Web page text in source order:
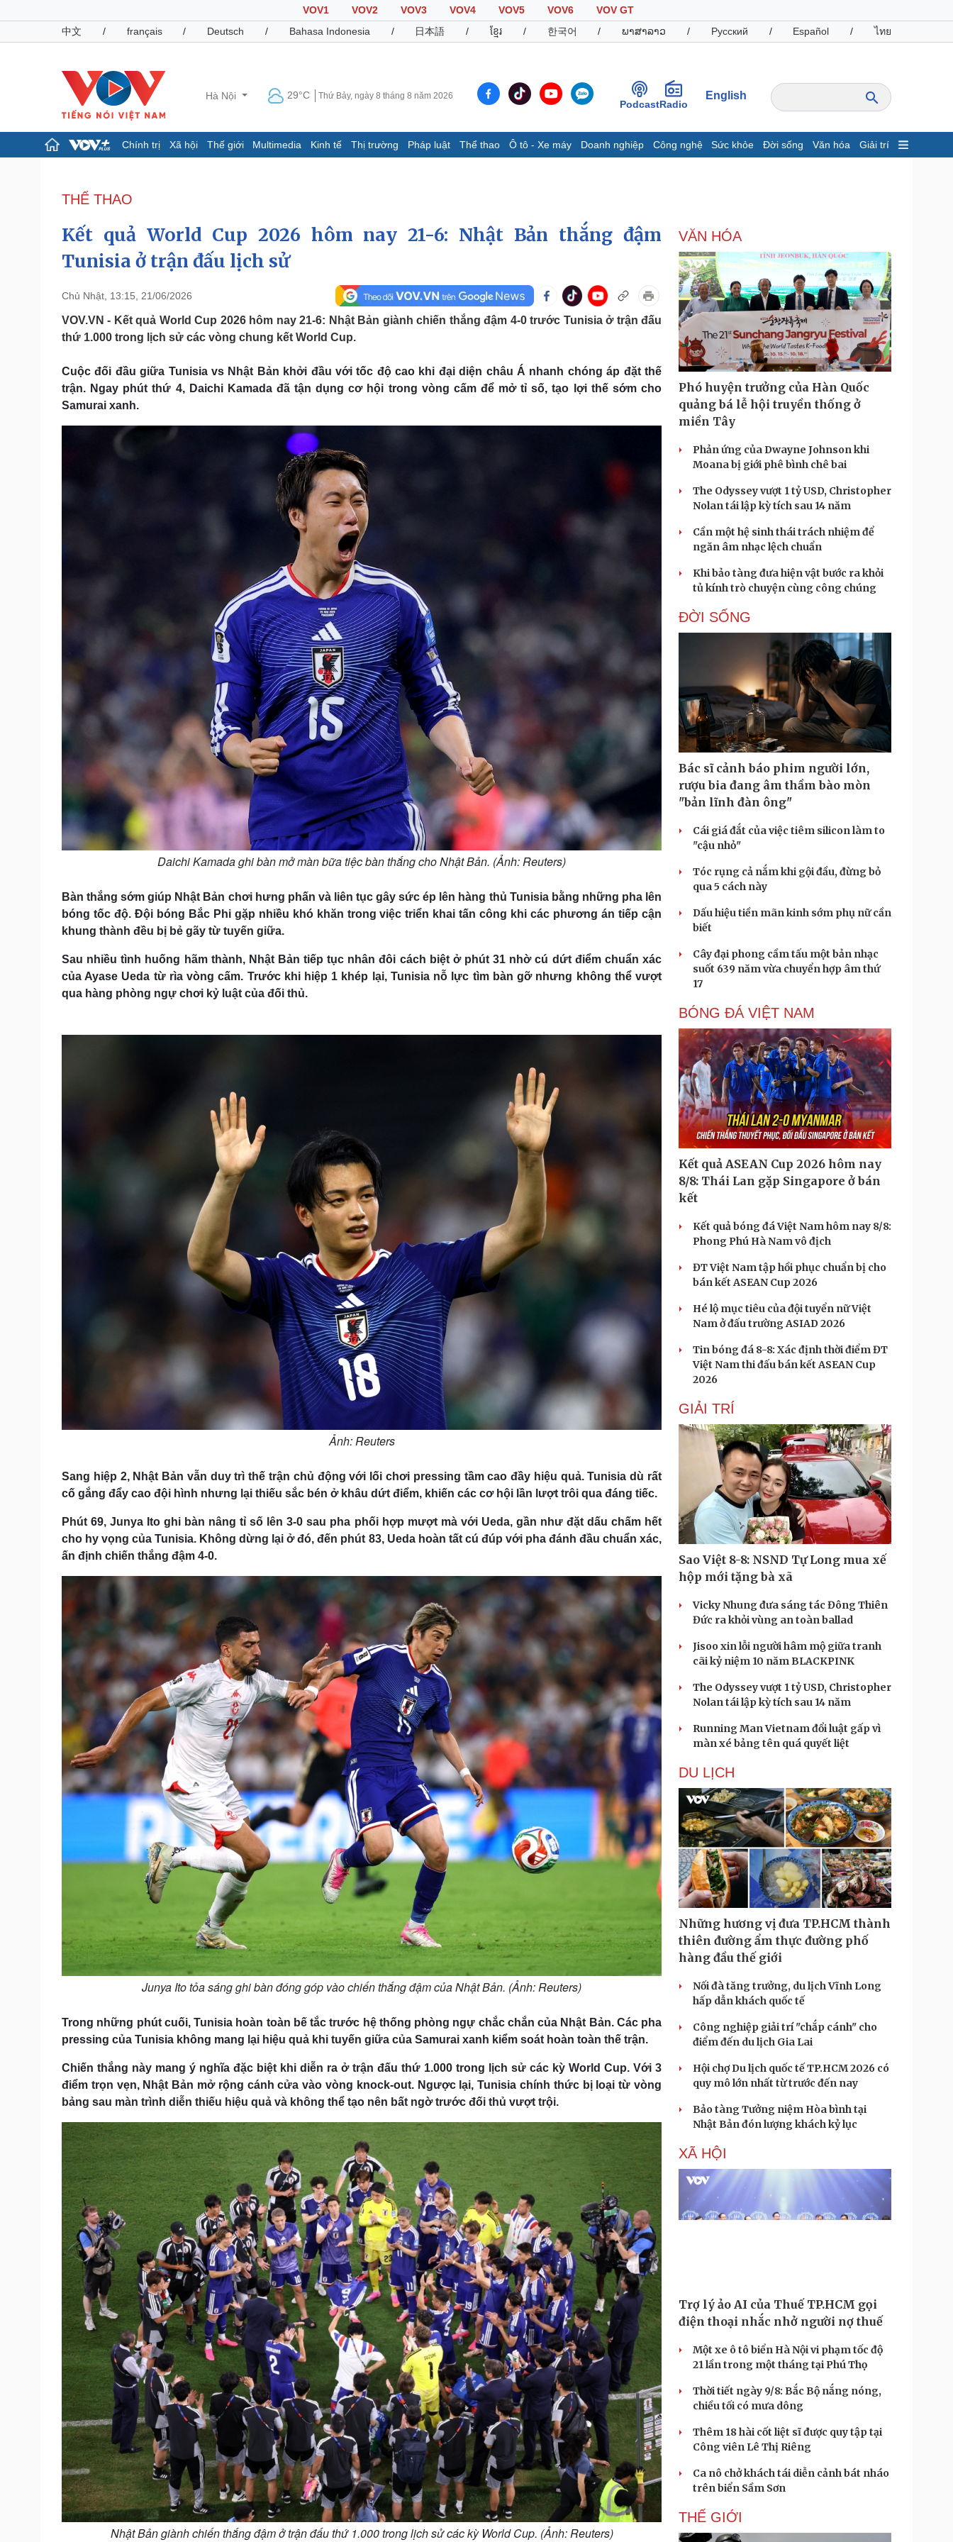
VOV1 VOV2 VOV3 VOV4 VOV5 VOV6
VOV GT
中文
/ français / Deutsch / Bahasa Indonesia / 日本語 / ខ្មែរ / 한국어 / ພາສາລາວ / Русский / Español / ไทย
Hà Nội 29°C Thứ Bảy, ngày 8 tháng 8 năm 2026
PodcastRadio
English
Chính trị Xã hội Thế giới Multimedia Kinh tế Thị trường Pháp luật Thể thao Ô tô - Xe máy Doanh nghiệp Công nghệ Sức khỏe Đời sống Văn hóa Giải trí
Đảng
Tổ chức nhân sự
Quốc hội
Nhận diện sự thật
Dấu ấn VOV
Việc làm
Biển đảo
E-Magazine
Infographic
Giá cà phê
Pháp luật
Tin nóng
Tư vấn luật
Việt Nam
Phân tích
Thể thao
Lịch thi đấu bóng đá
Thế giới thể thao
Hậu trường
Ô tô - Xe máy
Xe máy
Doanh nghiệp
Thông tin doanh nghiệp
Doanh nghiệp 24h
Doanh nhân
Vì cộng đồng
Công nghệ
Sành điệu
Tin Công nghệ
Trải nghiệm
Chuyển đổi số
Sức khỏe
Cây thuốc
Đời sống
Blog
Tình yêu - Gia đình
Văn hóa
Văn học
Di sản
Giải trí
Thời trang
Du lịch
Săn Tour
Podcast
Câu chuyện thời sự
Cửa sổ tình yêu
Kể chuyện cho bé
THỂ THAO
Kết quả World Cup 2026 hôm nay 21-6: Nhật Bản thắng đậm
Tunisia ở trận đấu lịch sử
Chủ Nhật, 13:15, 21/06/2026
VOV.VN - Kết quả World Cup 2026 hôm nay 21-6: Nhật Bản giành chiến thắng đậm 4-0 trước Tunisia ở trận đấu
thứ 1.000 trong lịch sử các vòng chung kết World Cup.
Cuộc đối đầu giữa Tunisia vs Nhật Bản khởi đầu với tốc độ cao khi đại diện châu Á nhanh chóng áp đặt thế
trận. Ngay phút thứ 4, Daichi Kamada đã tận dụng cơ hội trong vòng cấm để mở tỉ số, tạo lợi thế sớm cho
Samurai xanh.
Daichi Kamada ghi bàn mở màn bữa tiệc bàn thắng cho Nhật Bản. (Ảnh: Reuters)
Bàn thắng sớm giúp Nhật Bản chơi hưng phấn và liên tục gây sức ép lên hàng thủ Tunisia bằng những pha lên
bóng tốc độ. Đội bóng Bắc Phi gặp nhiều khó khăn trong việc triển khai tấn công khi các phương án tiếp cận
khung thành đều bị bẻ gãy từ tuyến giữa.
Sau nhiều tình huống hãm thành, Nhật Bản tiếp tục nhân đôi cách biệt ở phút 31 nhờ cú dứt điểm chuẩn xác
của Ayase Ueda từ rìa vòng cấm. Trước khi hiệp 1 khép lại, Tunisia nỗ lực tìm bàn gỡ nhưng không thể vượt
qua hàng phòng ngự chơi kỷ luật của đối thủ.
Ảnh: Reuters
Sang hiệp 2, Nhật Bản vẫn duy trì thế trận chủ động với lối chơi pressing tầm cao đầy hiệu quả. Tunisia dù rất
cố gắng đẩy cao đội hình nhưng lại thiếu sắc bén ở khâu dứt điểm, khiến các cơ hội lần lượt trôi qua đáng tiếc.
Phút 69, Junya Ito ghi bàn nâng tỉ số lên 3-0 sau pha phối hợp mượt mà với Ueda, gần như đặt dấu chấm hết
cho hy vọng của Tunisia. Không dừng lại ở đó, đến phút 83, Ueda hoàn tất cú đúp với pha đánh đầu chuẩn xác,
ấn định chiến thắng đậm 4-0.
Junya Ito tỏa sáng ghi bàn đóng góp vào chiến thắng đậm của Nhật Bản. (Ảnh: Reuters)
Trong những phút cuối, Tunisia hoàn toàn bế tắc trước hệ thống phòng ngự chắc chắn của Nhật Bản. Các pha
pressing của Tunisia không mang lại hiệu quả khi tuyến giữa của Samurai xanh kiểm soát hoàn toàn thế trận.
Chiến thắng này mang ý nghĩa đặc biệt khi diễn ra ở trận đấu thứ 1.000 trong lịch sử các kỳ World Cup. Với 3
điểm trọn vẹn, Nhật Bản mở rộng cánh cửa vào vòng knock-out. Ngược lại, Tunisia chính thức bị loại từ vòng
bảng sau màn trình diễn thiếu hiệu quả và không thể tạo nên bất ngờ trước đối thủ vượt trội.
Nhật Bản giành chiến thắng đậm ở trận đấu thứ 1.000 trong lịch sử các kỳ World Cup. (Ảnh: Reuters)
VĂN HÓA
Phó huyện trưởng của Hàn Quốc
quảng bá lễ hội truyền thống ở
miền Tây
Phản ứng của Dwayne Johnson khi
Moana bị giới phê bình chê bai
The Odyssey vượt 1 tỷ USD, Christopher
Nolan tái lập kỳ tích sau 14 năm
Cần một hệ sinh thái trách nhiệm để
ngăn âm nhạc lệch chuẩn
Khi bảo tàng đưa hiện vật bước ra khỏi
tủ kính trò chuyện cùng công chúng
ĐỜI SỐNG
Bác sĩ cảnh báo phim người lớn,
rượu bia đang âm thầm bào mòn
"bản lĩnh đàn ông"
Cái giá đắt của việc tiêm silicon làm to
"cậu nhỏ"
Tóc rụng cả nắm khi gội đầu, đừng bỏ
qua 5 cách này
Dấu hiệu tiền mãn kinh sớm phụ nữ cần
biết
Cây đại phong cầm tấu một bản nhạc
suốt 639 năm vừa chuyển hợp âm thứ
17
BÓNG ĐÁ VIỆT NAM
Kết quả ASEAN Cup 2026 hôm nay
8/8: Thái Lan gặp Singapore ở bán
kết
Kết quả bóng đá Việt Nam hôm nay 8/8:
Phong Phú Hà Nam vô địch
ĐT Việt Nam tập hồi phục chuẩn bị cho
bán kết ASEAN Cup 2026
Hé lộ mục tiêu của đội tuyển nữ Việt
Nam ở đấu trường ASIAD 2026
Tin bóng đá 8-8: Xác định thời điểm ĐT
Việt Nam thi đấu bán kết ASEAN Cup
2026
GIẢI TRÍ
Sao Việt 8-8: NSND Tự Long mua xế
hộp mới tặng bà xã
Vicky Nhung đưa sáng tác Đông Thiên
Đức ra khỏi vùng an toàn ballad
Jisoo xin lỗi người hâm mộ giữa tranh
cãi kỷ niệm 10 năm BLACKPINK
The Odyssey vượt 1 tỷ USD, Christopher
Nolan tái lập kỳ tích sau 14 năm
Running Man Vietnam đổi luật gấp vì
màn xé bảng tên quá quyết liệt
DU LỊCH
Những hương vị đưa TP.HCM thành
thiên đường ẩm thực đường phố
hàng đầu thế giới
Nối đà tăng trưởng, du lịch Vĩnh Long
hấp dẫn khách quốc tế
Công nghiệp giải trí "chắp cánh" cho
điểm đến du lịch Gia Lai
Hội chợ Du lịch quốc tế TP.HCM 2026 có
quy mô lớn nhất từ trước đến nay
Bảo tàng Tưởng niệm Hòa bình tại
Nhật Bản đón lượng khách kỷ lục
XÃ HỘI
Trợ lý ảo AI của Thuế TP.HCM gọi
điện thoại nhắc nhở người nợ thuế
Một xe ô tô biển Hà Nội vi phạm tốc độ
21 lần trong một tháng tại Phú Thọ
Thời tiết ngày 9/8: Bắc Bộ nắng nóng,
chiều tối có mưa dông
Thêm 18 hài cốt liệt sĩ được quy tập tại
Công viên Lê Thị Riêng
Ca nô chở khách tái diễn cảnh bát nháo
trên biển Sầm Sơn
THẾ GIỚI